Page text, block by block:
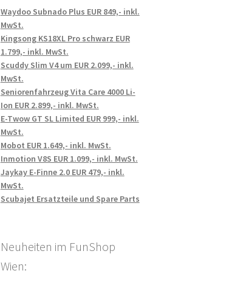
Waydoo Subnado Plus EUR 849,- inkl.
MwSt.
Kingsong KS18XL Pro schwarz EUR
1.799,- inkl. MwSt.
Scuddy Slim V4 um EUR 2.099,- inkl.
MwSt.
Seniorenfahrzeug Vita Care 4000 Li-
Ion EUR 2.899,- inkl. MwSt.
E-Twow GT SL Limited EUR 999,- inkl.
MwSt.
Mobot EUR 1.649,- inkl. MwSt.
Inmotion V8S EUR 1.099,- inkl. MwSt.
Jaykay E-Finne 2.0 EUR 479,- inkl.
MwSt.
Scubajet Ersatzteile und Spare Parts
Neuheiten im FunShop
Wien: